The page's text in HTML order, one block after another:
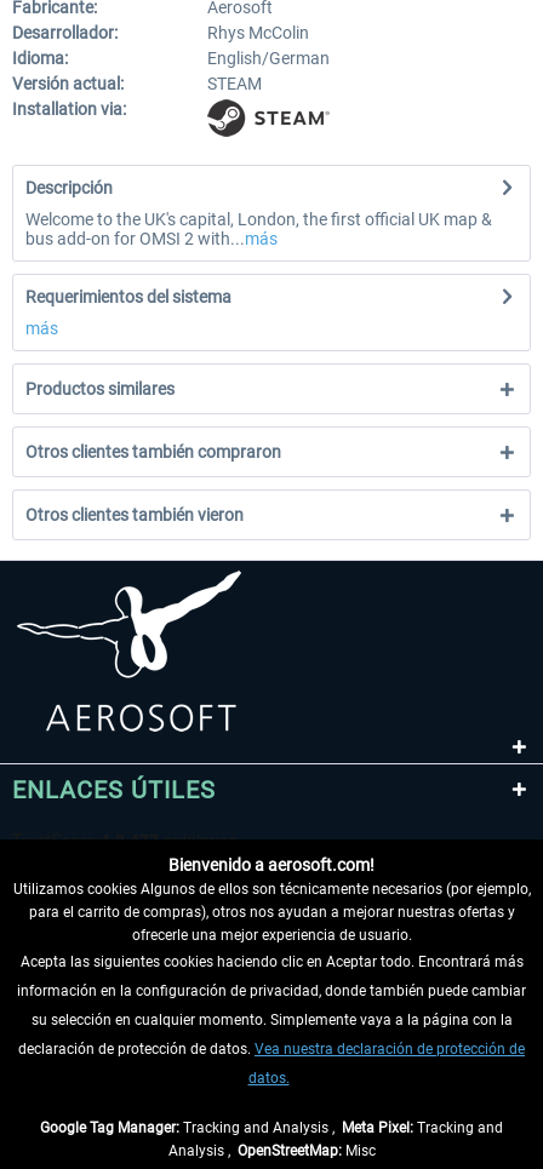
Fabricante:
Aerosoft
Desarrollador:
Rhys McColin
Idioma:
English/German
Versión actual:
STEAM
Installation via:
Descripción
Welcome to the UK's capital, London, the first official UK map &
bus add-on for OMSI 2 with...más
Requerimientos del sistema
más
Productos similares
Otros clientes también compraron
Otros clientes también vieron
ENLACES ÚTILES
DESISTIR DEL CONTRATO
INFORMACIÓN
Bienvenido a aerosoft.com!
Utilizamos cookies Algunos de ellos son técnicamente necesarios (por ejemplo,
para el carrito de compras), otros nos ayudan a mejorar nuestras ofertas y
ofrecerle una mejor experiencia de usuario.
Acepta las siguientes cookies haciendo clic en Aceptar todo. Encontrará más
información en la configuración de privacidad, donde también puede cambiar
su selección en cualquier momento. Simplemente vaya a la página con la
declaración de protección de datos. Vea nuestra declaración de protección de
datos.
Google Tag Manager: Tracking and Analysis , Meta Pixel: Tracking and
Analysis , OpenStreetMap:Misc